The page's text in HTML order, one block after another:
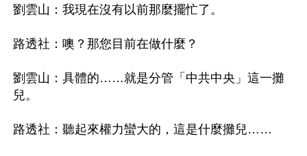
劉雲山：我現在沒有以前那麼擺忙了。
路透社：噢？那您目前在做什麼？
劉雲山：具體的……就是分管「中共中央」這一攤
兒。
路透社：聽起來權力蠻大的，這是什麼攤兒……